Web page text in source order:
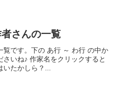
さんの一覧
です。下の あ行 ～ わ行 の中か
いね♪ 作家名をクリックすると
たかしら？...